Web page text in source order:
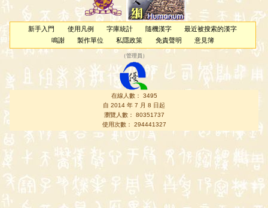
新手入門 使用凡例 字庫統計 隨機漢字
最近被搜索的漢字
鳴謝
製作單位 私隱政策 免責聲明 意見簿
（管理員 ）
在線人數： 3495
自 2014 年 7 月 8 日起
瀏覽人數： 80351737
使用次數： 294441327